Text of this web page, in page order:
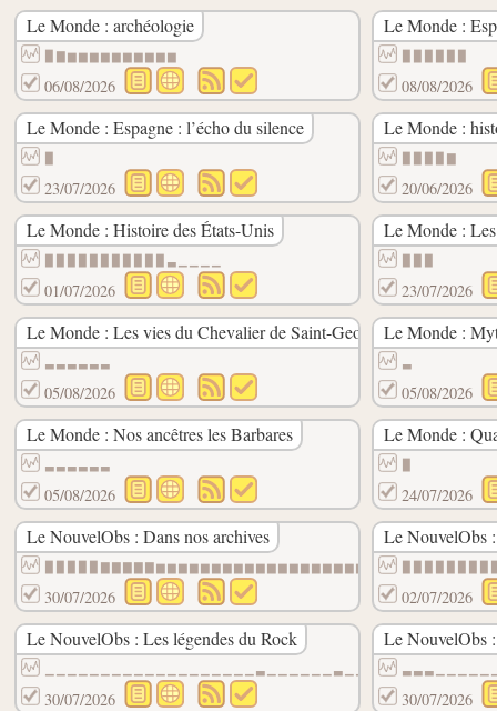
Le Monde : archéologie
▉▇▆▆▆▆▆▆▆▆▆▆
06/08/2026
Le Monde :
08/08/2026
Le Monde : Espagne : l’écho du silence
23/07/2026
Le Monde :
▉▉▉▉▇
20/06/2026
Le Monde : Histoire des États-Unis
▉▉▉▉▉▉▉▉▉▉▉▃▁▁▁▁
01/07/2026
Le Monde :
23/07/2026
Le Monde : Les vies du Chevalier de Saint-George
▃▃▃▃▃▃
05/08/2026
Le Monde :
▃
05/08/2026
Le Monde : Nos ancêtres les Barbares
▃▃▃▃▃▃
05/08/2026
Le Monde :
24/07/2026
Le NouvelObs : Dans nos archives
▉▉▉▉▉▇▇▇▇▇▆▆▆▆▆▆▆▆▆▆▆▆▆▆▆▆▆▆▆▆▆▆▆▆▆▆▆▆▆▆
30/07/2026
Le NouvelObs
02/07/2026
Le NouvelObs : Les légendes du Rock
▁▁▁▁▁▁▁▁▁▁▁▁▁▁▁▁▁▁▁▃▁▁▁▁▁▁▃▁▁▁▁▁
30/07/2026
Le NouvelObs
30/07/2026